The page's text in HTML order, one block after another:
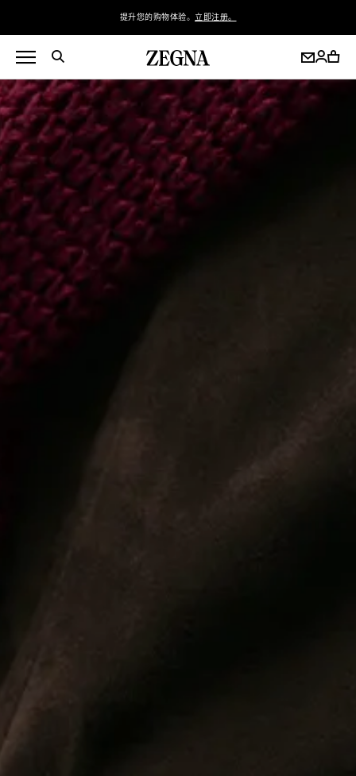
提升您的购物体验。 立即注册。